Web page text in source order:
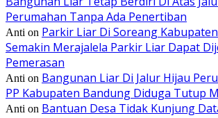
Perumahan Tanpa Ada Penertiban
Anti on Parkir Liar Di Soreang
Semakin Merajalela Parkir Liar Dapat
Pemerasan
Anti on Bangunan Liar Di Jalur Hijau
PP Kabupaten Bandung Diduga Tutup
Anti on Bantuan Desa Tidak Kunjung